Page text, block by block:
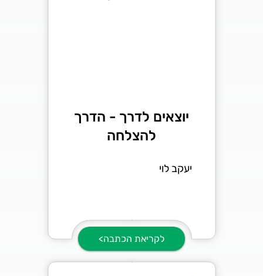
יוצאים לדרך - הדרך
להצלחה
יעקב לוי
לקריאת הכתבה>